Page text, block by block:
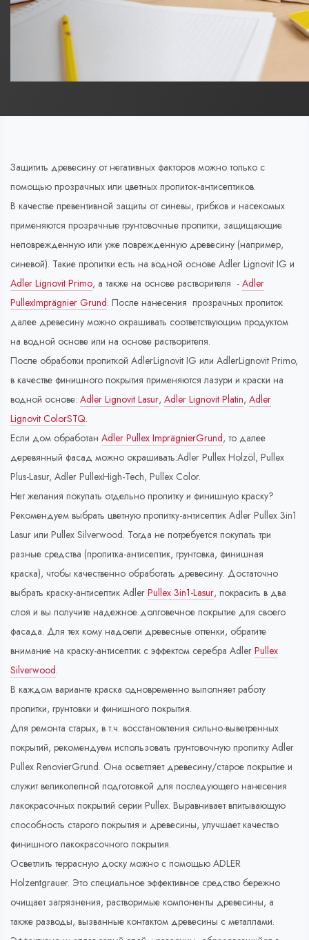
Защитить древесину от негативных факторов можно только с
помощью прозрачных или цветных пропиток-антисептиков.
В качестве превентивной защиты от синевы, грибков и насекомых
применяются прозрачные грунтовочные пропитки, защищающие
неповрежденную или уже поврежденную древесину (например,
синевой). Такие пропитки есть на водной основе Adler Lignovit IG и
Adler Lignovit Primo, а также на основе растворителя - Adler
PullexImprägnier Grund. После нанесения прозрачных пропиток
далее древесину можно окрашивать соответствующим продуктом
на водной основе или на основе растворителя.
После обработки пропиткой AdlerLignovit IG или AdlerLignovit Primo,
в качестве финишного покрытия применяются лазури и краски на
водной основе: Adler Lignovit Lasur, Adler Lignovit Platin, Adler
Lignovit ColorSTQ.
Если дом обработан Adler Pullex ImprägnierGrund, то далее
деревянный фасад можно окрашивать:Adler Pullex Holzöl, Pullex
Plus-Lasur, Adler PullexHigh-Tech, Pullex Color.
Нет желания покупать отдельно пропитку и финишную краску?
Рекомендуем выбрать цветную пропитку-антисептик Adler Pullex 3in1
Lasur или Pullex Silverwood. Тогда не потребуется покупать три
разные средства (пропитка-антисептик, грунтовка, финишная
краска), чтобы качественно обработать древесину. Достаточно
выбрать краску-антисептик Adler Pullex 3in1-Lasur, покрасить в два
слоя и вы получите надежное долговечное покрытие для своего
фасада. Для тех кому надоели древесные оттенки, обратите
внимание на краску-антисептик с эффектом серебра Adler Pullex
Silverwood.
В каждом варианте краска одновременно выполняет работу
пропитки, грунтовки и финишного покрытия.
Для ремонта старых, в т.ч. восстановления сильно-выветренных
покрытий, рекомендуем использовать грунтовочную пропитку Adler
Pullex RenovierGrund. Она осветляет древесину/старое покрытие и
служит великолепной подготовкой для последующего нанесения
лакокрасочных покрытий серии Pullex. Выравнивает впитывающую
способность старого покрытия и древесины, улучшает качество
финишного лакокрасочного покрытия.
Осветлить террасную доску можно с помощью ADLER
Holzentgrauer. Это специальное эффективное средство бережно
очищает загрязнения, растворимые компоненты древесины, а
также разводы, вызванные контактом древесины с металлами.